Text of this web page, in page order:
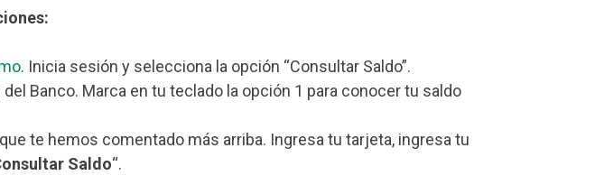
. Inicia sesión y selecciona la opción “Consultar Saldo”.
Banco. Marca en tu teclado la opción 1 para conocer tu saldo
te hemos comentado más arriba. Ingresa tu tarjeta, ingresa tu
Saldo“.